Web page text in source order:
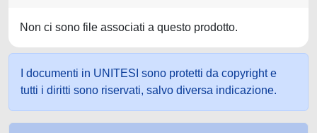
Non ci sono file associati a questo prodotto.
I documenti in UNITESI sono protetti da copyright e
tutti i diritti sono riservati, salvo diversa indicazione.